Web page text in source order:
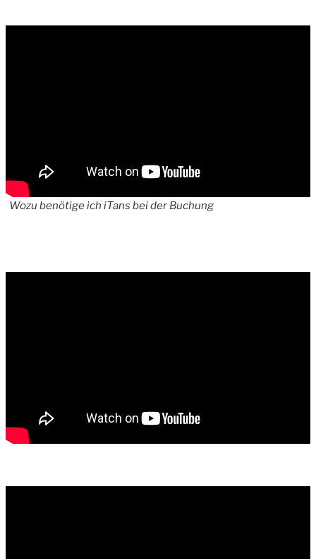
Wozu benötige ich iTans bei der Buchung